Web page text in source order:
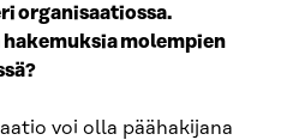
organisaatiossa.
molempien
voi olla päähakijana